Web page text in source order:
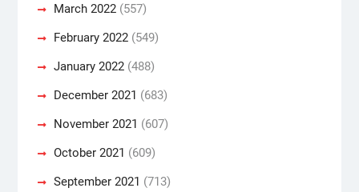
March 2022(557)
February 2022(549)
January 2022(488)
December 2021 (683)
November 2021 (607)
October 2021 (609)
September 2021 (713)